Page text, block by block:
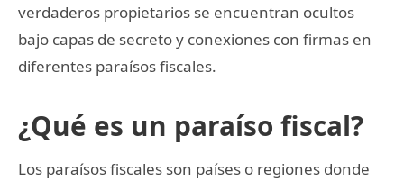
verdaderos propietarios se encuentran ocultos
bajo capas de secreto y conexiones con firmas en
diferentes paraísos fiscales.
¿Qué es un paraíso fiscal?
Los paraísos fiscales son países o regiones donde